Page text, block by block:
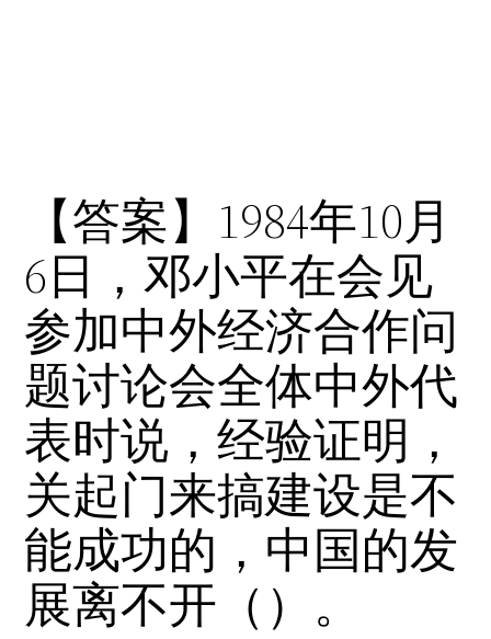
【答案】1984年10月
6日，邓小平在会见
参加中外经济合作问
题讨论会全体中外代
表时说，经验证明，
关起门来搞建设是不
能成功的，中国的发
展离不开（）。